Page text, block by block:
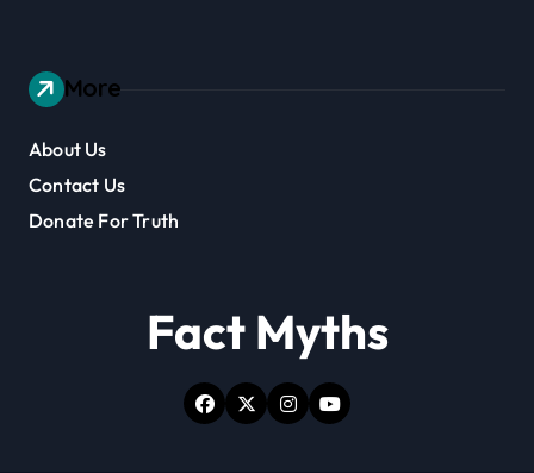
More
About Us
Contact Us
Donate For Truth
Fact Myths